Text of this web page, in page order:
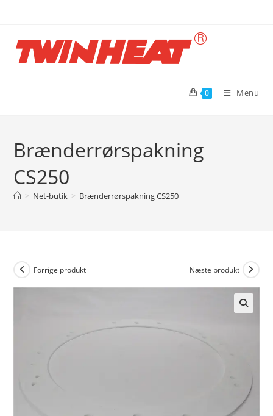
content
0 Menu
Brænderrørspakning
CS250
> Net-butik > Brænderrørspakning CS250
Forrige produkt Næste produkt